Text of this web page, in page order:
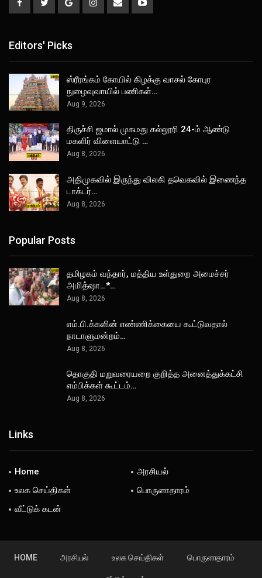
Editors' Picks
ஸ்ரீரங்கம் கோயில் கிழக்கு வாசல் கோபுர
நுழைவுவாயில் பணிகள்…
Aug 9, 2026
திருச்சி ஜமால் முகமது கல்லூரி 24-ம் ஆண்டு
மகளிர் விளையாட்டு …
Aug 8, 2026
அதிமுகவில் இருந்து விலகி தவெகவில் இணைந்த
டாக்டர்…
Aug 8, 2026
Popular Posts
தமிழகம் வந்தார், மத்திய உள்துறை அமைச்சர்
அமித்ஷா…*…
Aug 8, 2026
எம்.பி.க்களின் எண்ணிக்கையை கூட்டுவதால்
நாடாளுமன்றம்…
Aug 8, 2026
தொகுதி மறுவரையறை குறித்த அனைத்துக்கட்சி
எம்பிக்கள் கூட்டம்…
Aug 8, 2026
Links
Home
அரசியல்
உலக செய்திகள்
பொருளாதாரம்
வீட்டுக் கடன்
HOME அரசியல் உலக செய்திகள் பொருளாதாரம்